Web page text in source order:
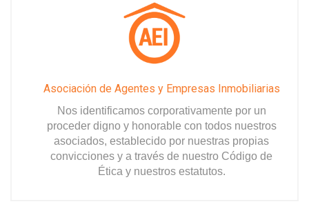
Asociación de Agentes y Empresas Inmobiliarias
Nos identificamos corporativamente por un
proceder digno y honorable con todos nuestros
asociados, establecido por nuestras propias
convicciones y a través de nuestro Código de
Ética y nuestros estatutos.